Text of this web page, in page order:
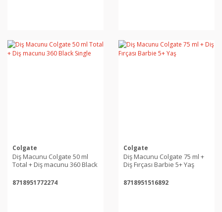
Colgate
Diş Macunu Colgate 50 ml
Total + Diş macunu 360 Black
8718951772274
Colgate
Diş Macunu Colgate 75 ml +
Diş Fırçası Barbie 5+ Yaş
8718951516892